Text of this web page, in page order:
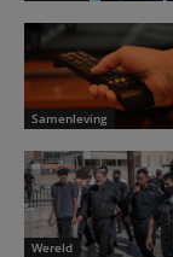
Samenleving
Wereld